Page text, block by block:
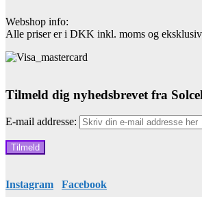
Webshop info:
Alle priser er i DKK inkl. moms og
Tilmeld dig nyhedsbrevet fra
E-mail addresse:
Instagram Facebook